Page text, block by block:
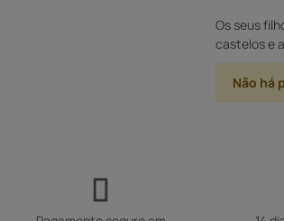
Os seus
castelos e
Não há